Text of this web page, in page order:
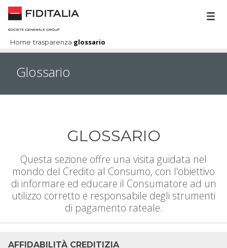
Home trasparenza glossario
Glossario
GLOSSARIO
Questa sezione offre una visita guidata nel
mondo del Credito al Consumo, con l'obiettivo
di informare ed educare il Consumatore ad un
utilizzo corretto e responsabile degli strumenti
di pagamento rateale.
AFFIDABILITÀ CREDITIZIA